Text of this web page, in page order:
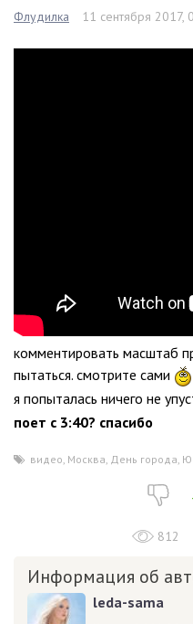
Флудилка 11 сентября 2017,
комментировать масштаб
пытаться. смотрите сами
я попыталась ничего не
поет с 3:40? спасибо
видео Москва День города
812
Информация об
leda-sama